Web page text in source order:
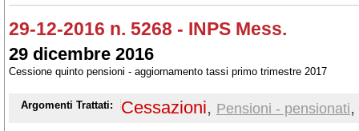
29-12-2016 n. 5268 - INPS Mess.
29 dicembre 2016
Cessione quinto pensioni - aggiornamento tassi primo trimestre 2017
Argomenti Trattati: Cessazioni, Pensioni - pensionati,